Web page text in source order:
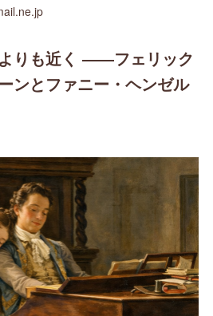
りも近く ――フェリック
ンとファニー・ヘンゼル